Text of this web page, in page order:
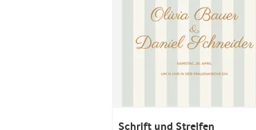
Schrift und Streifen